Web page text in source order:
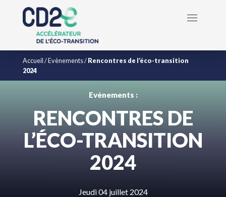
Accueil/Evènements/Rencontres de l’éco-transition
2024
Evènements :
RENCONTRES DE
L’ÉCO-TRANSITION
2024
Jeudi 04 juillet 2024